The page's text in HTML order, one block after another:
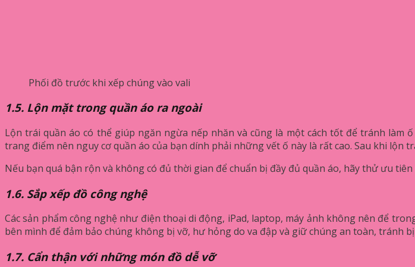
Phối đồ trước khi xếp chúng vào vali
1.5. Lộn mặt trong quần áo ra ngoài
Lộn trái quần áo có thể giúp ngăn ngừa nếp nhăn và cũng là một cách tốt để tránh
trang điểm nên nguy cơ quần áo của bạn dính phải những vết ố này là rất cao. Sau khi lộn
Nếu bạn quá bận rộn và không có đủ thời gian để chuẩn bị đầy đủ quần áo, hãy thử ưu
1.6. Sắp xếp đồ công nghệ
Các sản phẩm công nghệ như điện thoại di động, iPad, laptop, máy ảnh không nên để
bên mình để đảm bảo chúng không bị vỡ, hư hỏng do va đập và giữ chúng an toàn, tránh
1.7. Cẩn thận với những món đồ dễ vỡ